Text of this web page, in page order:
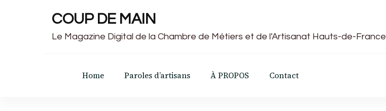
COUP DE MAIN
Le Magazine Digital de la Chambre de Métiers et de l'Artisanat Hauts-de-France
Home Paroles d’artisans À PROPOS Contact